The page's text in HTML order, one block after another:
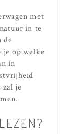
met
in te
de
je op welke
in
zal je